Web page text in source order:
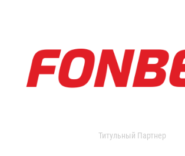
Титульный Партнер